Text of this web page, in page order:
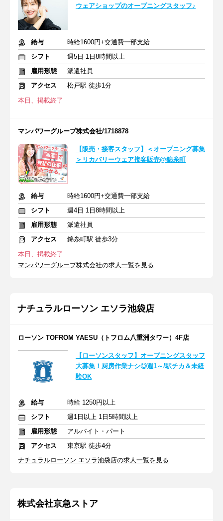
ウェアショップのオープニングスタッフ♪
給与
時給1600円+交通費一部支給
シフト
週5日 1日8時間以上
雇用形態
派遣社員
アクセス
松戸駅 徒歩1分
本日、掲載終了
マンパワーグループ株式会社/1718878
【販売・接客スタッフ】＜オープニング募集
＞リカバリーウェア接客販売@錦糸町
給与
時給1600円+交通費一部支給
シフト
週4日 1日8時間以上
雇用形態
派遣社員
アクセス
錦糸町駅 徒歩3分
本日、掲載終了
マンパワーグループ株式会社の求人一覧を見る
ナチュラルローソン エソラ池袋店
ローソン TOFROM YAESU（トフロム八重洲タワー）4F店
【ローソンスタッフ】オープニングスタッフ
大募集！厨房作業ナシ◎週1～/駅チカ＆未経
験OK
給与
時給 1250円以上
シフト
週1日以上 1日5時間以上
雇用形態
アルバイト・パート
アクセス
東京駅 徒歩4分
ナチュラルローソン エソラ池袋店の求人一覧を見る
株式会社京急ストア